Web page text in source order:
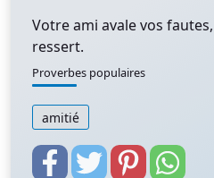
Votre ami avale vos
ressert.
Proverbes populaires
amitié